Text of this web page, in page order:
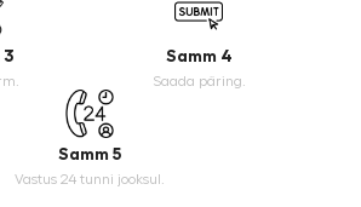
3 Samm 4
Saada päring.
Samm 5
Vastus 24 tunni jooksul.